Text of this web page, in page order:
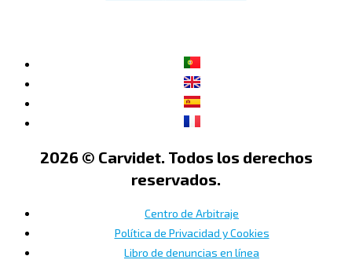
2026 © Carvidet. Todos los derechos
reservados.
Centro de Arbitraje
Política de Privacidad y Cookies
Libro de denuncias en línea